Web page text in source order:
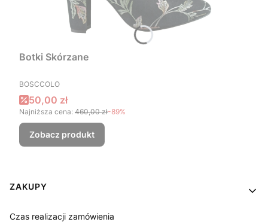
Botki Skórzane
PRODUCENT
BOSCCOLO
Cena promocyjna
50,00 zł
Najniższa cena: 460,00 zł-89%
Zobacz produkt
Linki w stopce
ZAKUPY
Czas realizacji zamówienia